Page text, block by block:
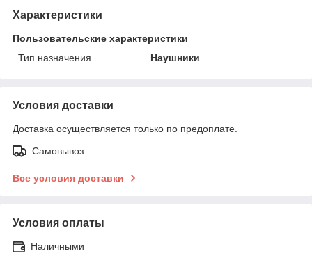
Характеристики
Пользовательские характеристики
Тип назначения
Наушники
Условия доставки
Доставка осуществляется только по предоплате.
Самовывоз
Все условия доставки
Условия оплаты
Наличными